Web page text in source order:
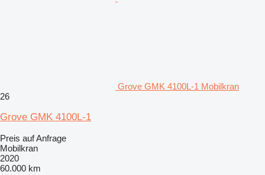
Grove GMK 4100L-1 Mobilkran
26
Grove GMK 4100L-1
Preis auf Anfrage
Mobilkran
2020
60.000 km